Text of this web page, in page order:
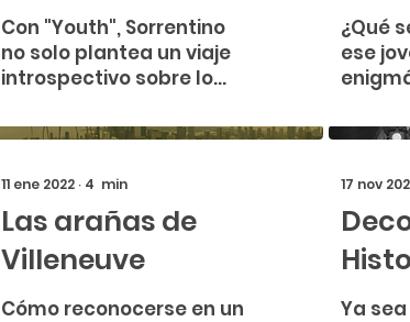
Con "Youth", Sorrentino
no solo plantea un viaje
introspectivo sobre lo
vida, sino que nos invita a
¿Qué
ese
11 ene 2022 ∙ 4 min
Las arañas de
Villeneuve
Cómo reconocerse en un
17 nov
o
Ya